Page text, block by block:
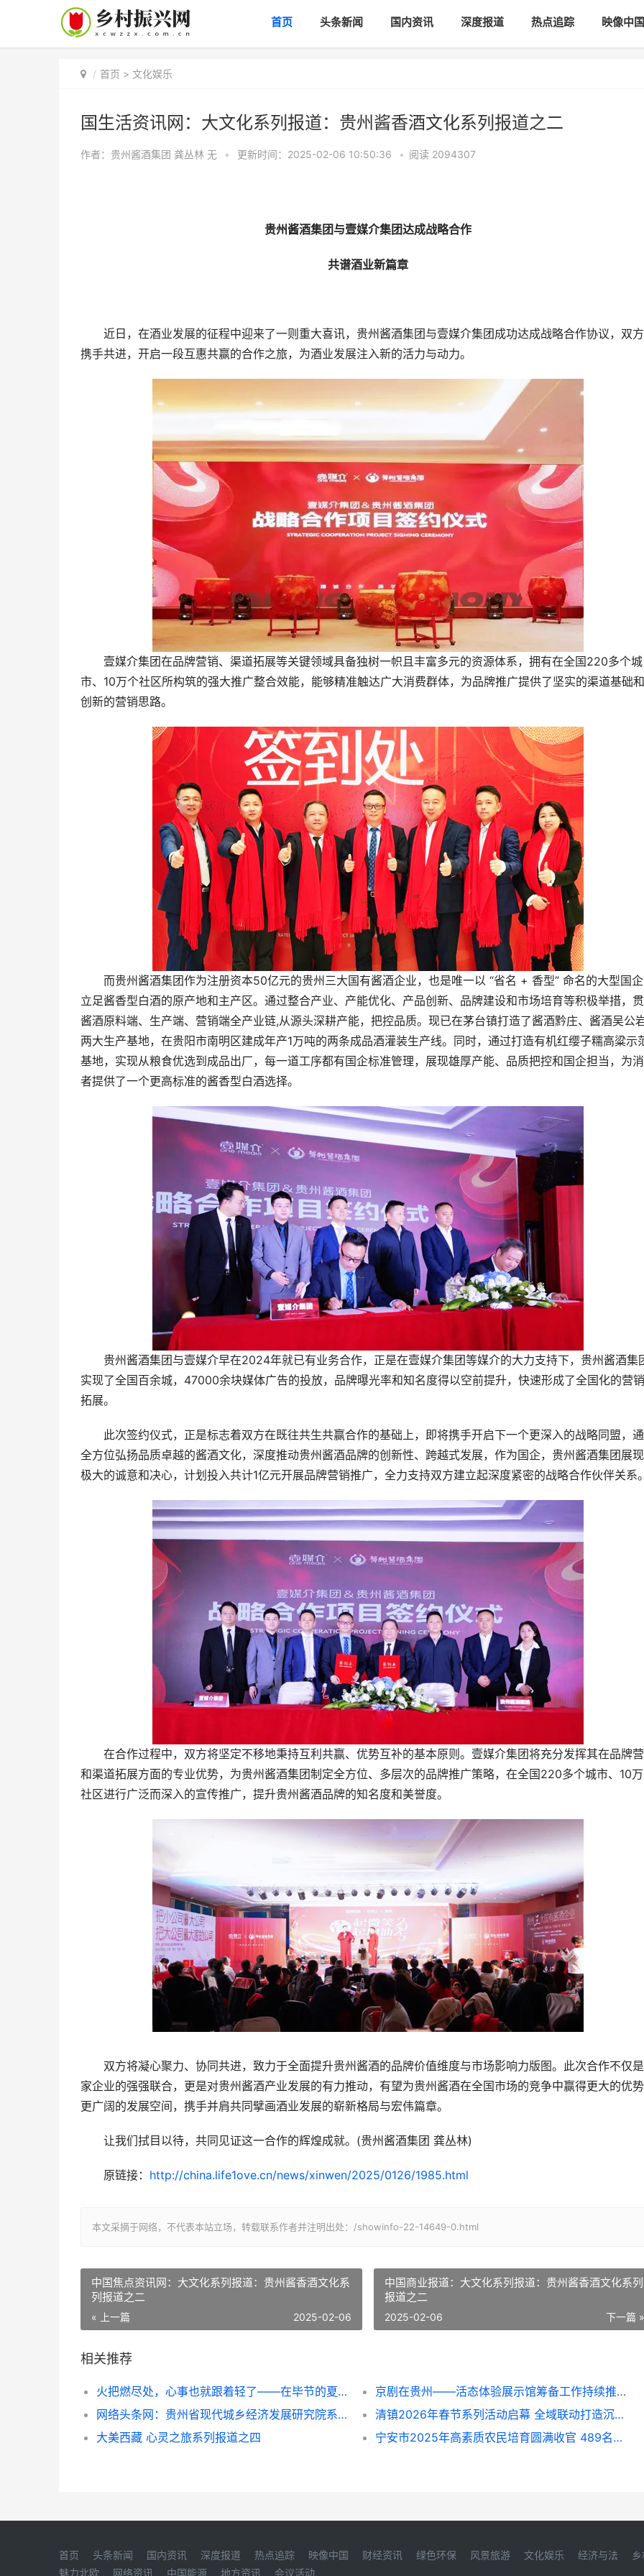
首页 头条新闻 国内资讯 深度报道 热点追踪 映像中国
首页 > 文化娱乐
国生活资讯网：大文化系列报道：贵州酱香酒文化系列报道之二
作者：贵州酱酒集团 龚丛林 无 • 更新时间：2025-02-06 10:50:36 • 阅读 2094307
贵州酱酒集团与壹媒介集团达成战略合作
共谱酒业新篇章
近日，在酒业发展的征程中迎来了一则重大喜讯，贵州酱酒集团与壹媒介集团成功达成战略合作协议，双
携手共进，开启一段互惠共赢的合作之旅，为酒业发展注入新的活力与动力。
壹媒介集团在品牌营销、渠道拓展等关键领域具备独树一帜且丰富多元的资源体系，拥有在全国220多个城
市、10万个社区所构筑的强大推广整合效能，能够精准触达广大消费群体，为品牌推广提供了坚实的渠道基础和
创新的营销思路。
而贵州酱酒集团作为注册资本50亿元的贵州三大国有酱酒企业，也是唯一以 “省名 + 香型” 命名的大型国
立足酱香型白酒的原产地和主产区。通过整合产业、产能优化、产品创新、品牌建设和市场培育等积极举措，
酱酒原料端、生产端、营销端全产业链,从源头深耕产能，把控品质。现已在茅台镇打造了酱酒黔庄、酱酒吴公
两大生产基地，在贵阳市南明区建成年产1万吨的两条成品酒灌装生产线。同时，通过打造有机红缨子糯高粱示
基地，实现从粮食优选到成品出厂，每一道工序都有国企标准管理，展现雄厚产能、品质把控和国企担当，为
者提供了一个更高标准的酱香型白酒选择。
贵州酱酒集团与壹媒介早在2024年就已有业务合作，正是在壹媒介集团等媒介的大力支持下，贵州酱酒集
实现了全国百余城，47000余块媒体广告的投放，品牌曝光率和知名度得以空前提升，快速形成了全国化的营销
拓展。
此次签约仪式，正是标志着双方在既往共生共赢合作的基础上，即将携手开启下一个更深入的战略同盟，
全方位弘扬品质卓越的酱酒文化，深度推动贵州酱酒品牌的创新性、跨越式发展，作为国企，贵州酱酒集团展
极大的诚意和决心，计划投入共计1亿元开展品牌营销推广，全力支持双方建立起深度紧密的战略合作伙伴关系
在合作过程中，双方将坚定不移地秉持互利共赢、优势互补的基本原则。壹媒介集团将充分发挥其在品牌
和渠道拓展方面的专业优势，为贵州酱酒集团制定全方位、多层次的品牌推广策略，在全国220多个城市、10
社区进行广泛而深入的宣传推广，提升贵州酱酒品牌的知名度和美誉度。
双方将凝心聚力、协同共进，致力于全面提升贵州酱酒的品牌价值维度与市场影响力版图。此次合作不仅
家企业的强强联合，更是对贵州酱酒产业发展的有力推动，有望为贵州酱酒在全国市场的竞争中赢得更大的优
更广阔的发展空间，携手并肩共同擘画酒业发展的崭新格局与宏伟篇章。
让我们拭目以待，共同见证这一合作的辉煌成就。(贵州酱酒集团 龚丛林)
原链接： http://china.life1ove.cn/news/xinwen/2025/0126/1985.html
本文采摘于网络，不代表本站立场，转载联系作者并注明出处：/showinfo-22-14649-0.html
中国焦点资讯网：大文化系列报道：贵州酱香酒文化系
列报道之二
« 上一篇 2025-02-06
中国商业报道：大文化系列报道：贵州酱香酒文化系列
报道之二
下一篇 »
2025-02-06
相关推荐
火把燃尽处，心事也就跟着轻了——在毕节的夏夜与千年文明相拥
京剧在贵州——活态体验展示馆筹备工作持续推进中
网络头条网：贵州省现代城乡经济发展研究院系列报道之一
清镇2026年春节系列活动启幕 全域联动打造沉浸式新春文旅盛宴
大美西藏 心灵之旅系列报道之四
宁安市2025年高素质农民培育圆满收官 489名农户赋能乡村产业振兴
首页 头条新闻 国内资讯 深度报道 热点追踪 映像中国 财经资讯 绿色环保 风景旅游 文化娱乐 经济与法
魅力北欧
网络资讯 中国能源 地方资讯 会议活动